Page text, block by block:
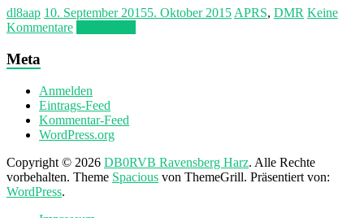
dl8aap 10. September 20155. Oktober 2015 APRS, DMR Keine
Kommentare
Meta
Anmelden
Eintrags-Feed
Kommentar-Feed
WordPress.org
Copyright © 2026 DB0RVB Ravensberg Harz. Alle Rechte
vorbehalten. Theme Spacious von ThemeGrill. Präsentiert von:
WordPress.